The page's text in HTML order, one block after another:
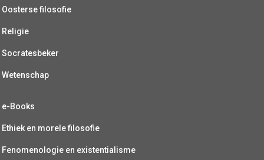
Oosterse filosofie
Religie
Socratesbeker
Wetenschap
e-Books
Ethiek en morele filosofie
Fenomenologie en existentialisme